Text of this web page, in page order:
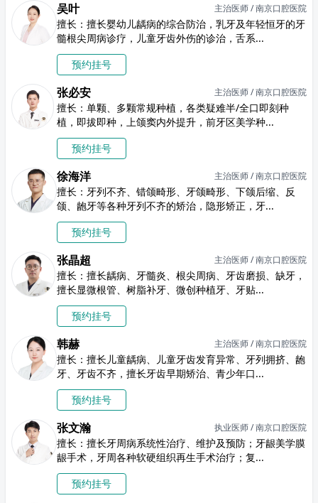
吴叶 主治医师 / 南京口腔医院
擅长：擅长婴幼儿龋病的综合防治，乳牙及年轻恒牙的牙
髓根尖周病诊疗，儿童牙齿外伤的诊治，舌系...
预约挂号
张必安 主治医师 / 南京口腔医院
擅长：单颗、多颗常规种植，各类疑难半/全口即刻种
植，即拔即种，上颌窦内外提升，前牙区美学种...
预约挂号
徐海洋 主治医师 / 南京口腔医院
擅长：牙列不齐、错颌畸形、牙颌畸形、下颌后缩、反
颌、龅牙等各种牙列不齐的矫治，隐形矫正，牙...
预约挂号
张晶超 主治医师 / 南京口腔医院
擅长：擅长龋病、牙髓炎、根尖周病、牙齿磨损、缺牙，
擅长显微根管、树脂补牙、微创种植牙、牙贴...
预约挂号
韩赫 主治医师 / 南京口腔医院
擅长：擅长儿童龋病、儿童牙齿发育异常、牙列拥挤、龅
牙、牙齿不齐，擅长牙齿早期矫治、青少年口...
预约挂号
张文瀚 执业医师 / 南京口腔医院
擅长：擅长牙周病系统性治疗、维护及预防；牙龈美学膜
龈手术，牙周各种软硬组织再生手术治疗；复...
预约挂号